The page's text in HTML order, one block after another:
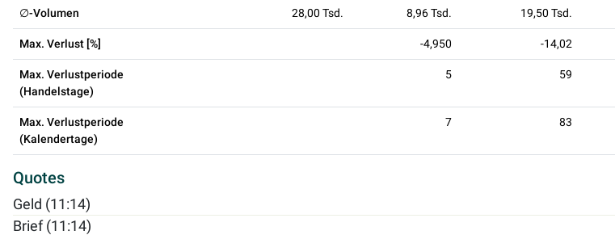
∅-Volumen 28,00 Tsd. 8,96 Tsd. 19,50 Tsd.
Max. Verlust [%] -4,950 -14,02
Max. Verlustperiode
(Handelstage)
5 59
Max. Verlustperiode
(Kalendertage)
7 83
Quotes
Geld (11:14)
Brief (11:14)